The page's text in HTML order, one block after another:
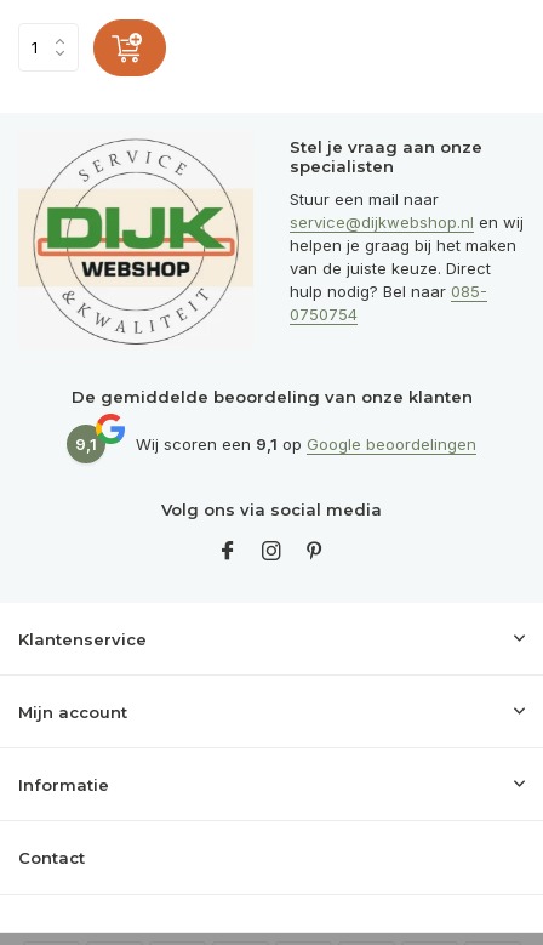
Stel je vraag aan onze
specialisten
Stuur een mail naar
service@dijkwebshop.nl en wij
helpen je graag bij het maken
van de juiste keuze. Direct
hulp nodig? Bel naar 085-
0750754
De gemiddelde beoordeling van onze klanten
9,1 Wij scoren een 9,1 op Google beoordelingen
Volg ons via social media
Klantenservice
Mijn account
Informatie
Contact